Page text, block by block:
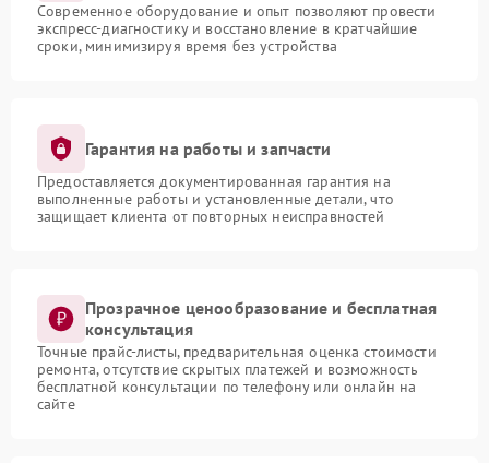
Современное оборудование и опыт позволяют провести
экспресс-диагностику и восстановление в кратчайшие
сроки, минимизируя время без устройства
Гарантия на работы и запчасти
Предоставляется документированная гарантия на
выполненные работы и установленные детали, что
защищает клиента от повторных неисправностей
Прозрачное ценообразование и бесплатная
консультация
Точные прайс-листы, предварительная оценка стоимости
ремонта, отсутствие скрытых платежей и возможность
бесплатной консультации по телефону или онлайн на
сайте